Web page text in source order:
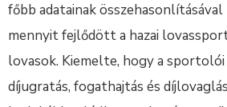
főbb adatainak
mennyit fejlődött a hazai
lovasok. Kiemelte, hogy a sportolói
díjugratás, fogathajtás és